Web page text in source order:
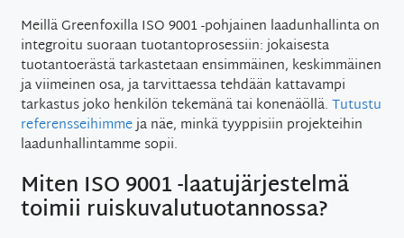
Meillä Greenfoxilla ISO 9001 -pohjainen laadunhallinta on
integroitu suoraan tuotantoprosessiin: jokaisesta
tuotantoerästä tarkastetaan ensimmäinen, keskimmäinen
ja viimeinen osa, ja tarvittaessa tehdään kattavampi
tarkastus joko henkilön tekemänä tai konenäöllä.Tutustu
referensseihimmeja näe, minkä tyyppisiin projekteihin
laadunhallintamme sopii.
Miten ISO 9001 -laatujärjestelmä
toimii ruiskuvalutuotannossa?